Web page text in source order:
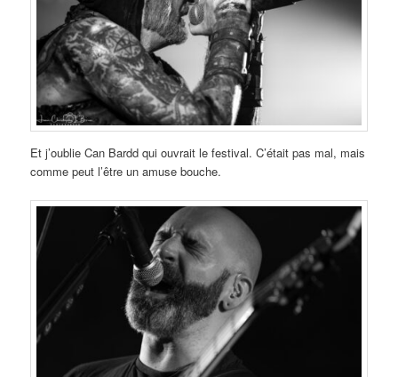
Et j’oublie Can Bardd qui ouvrait le festival. C’était pas mal, mais
comme peut l’être un amuse bouche.